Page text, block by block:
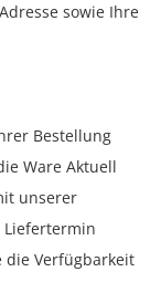
sowie Ihre
Bestellung
Ware Aktuell
unserer
die Verfügbarkeit